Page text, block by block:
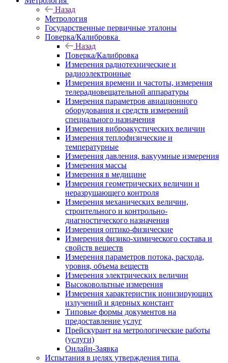
Назад
Метрология
Государственные первичные эталоны
Поверка/Калибровка
Назад
Поверка/Калибровка
Измерения радиотехнические и
радиоэлектронные
Измерения времени и частоты, измерения
телерадиовещательной аппаратуры
Измерения параметров авиационного
оборудования и средств измерений
специального назначения
Измерения виброакустических величин
Измерения теплофизические и
температурные
Измерения давления, вакуумные измерения
Измерения массы
Измерения в медицине
Измерения геометрических величин и
неразрушающего контроля
Измерения механических величин,
строительного и контрольно-
диагностического назначения
Измерения оптико-физические
Измерения физико-химического состава и
свойств веществ
Измерения параметров потока, расхода,
уровня, объема веществ
Измерения электрических величин
Высоковольтные измерения
Измерения характеристик ионизирующих
излучений и ядерных констант
Типовые формы документов на
предоставление услуг
Прейскурант на метрологические работы
(услуги)
Онлайн-Заявка
Испытания в целях утверждения типа